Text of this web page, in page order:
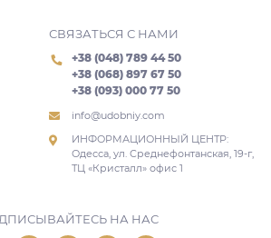
СВЯЗАТЬСЯ С НАМИ
+38 (048) 789 44 50
+38 (068) 897 67 50
+38 (093) 000 77 50
info@udobniy.com
ИНФОРМАЦИОННЫЙ ЦЕНТР:
Одесса, ул. Среднефонтанская, 19-г,
ТЦ «Кристалл» офис 1
НА НАС